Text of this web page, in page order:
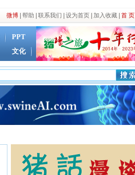
微博 帮助 联系我们 设为首页 加入收藏 首 页
PPT
文化